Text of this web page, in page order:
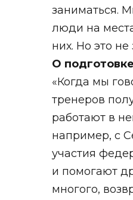
заниматься.
люди на
них. Но это
О
«Когда мы
тренеров
работают в
например, с
участия
и помогают
многого,